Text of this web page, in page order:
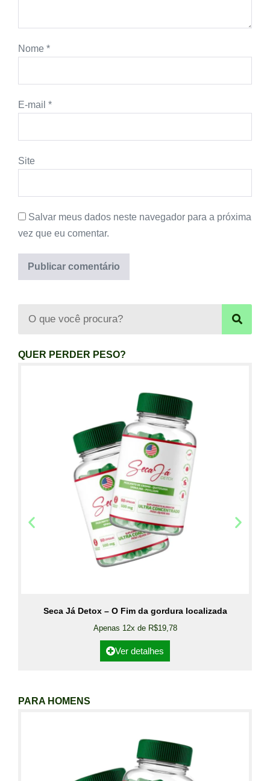
Nome *
E-mail *
Site
Salvar meus dados neste navegador para a próxima
vez que eu comentar.
QUER PERDER PESO?
Seca Já Detox – O Fim da gordura localizada
Apenas 12x de R$19,78
Ver detalhes
PARA HOMENS